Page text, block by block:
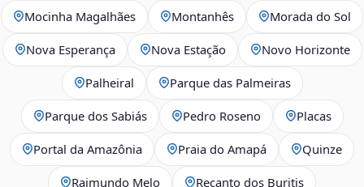
Mocinha Magalhães Montanhês Morada do Sol
Nova Esperança Nova Estação Novo Horizonte
Palheiral Parque das Palmeiras
Parque dos Sabiás Pedro Roseno Placas
Portal da Amazônia Praia do Amapá Quinze
Raimundo Melo Recanto dos Buritis